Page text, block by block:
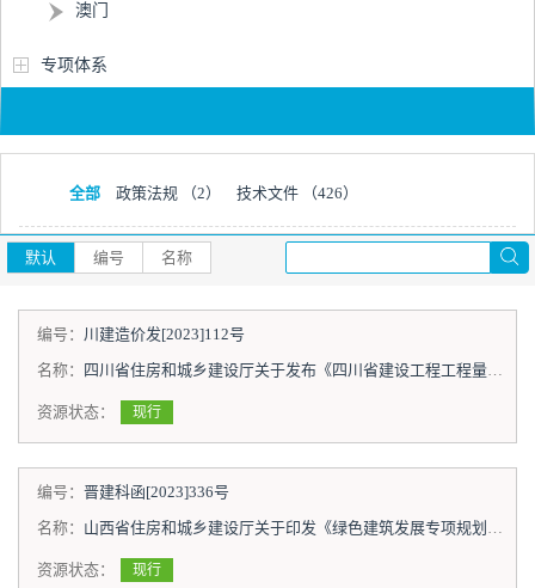
澳门
专项体系
全部 政策法规 （2） 技术文件 （426）
默认 编号 名称
编号： 川建造价发[2023]112号
名称：
四川省住房和城乡建设厅关于发布《四川省建设工程工程量清单计价定额—城市轨道交通运营改造工程（试行）》等两部定额的通知
资源状态： 现行
编号： 晋建科函[2023]336号
名称： 山西省住房和城乡建设厅关于印发《绿色建筑发展专项规划编制导则（试行）》的通知
资源状态： 现行